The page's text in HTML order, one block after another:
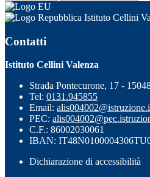
Istituto Cellini
Contatti
Istituto Cellini Valenza
Strada Pontecurone, 17 -
Tel: 0131.945855
Email:
PEC:
C.F.: 86002030061
IBAN:
Dichiarazione di accessibilità